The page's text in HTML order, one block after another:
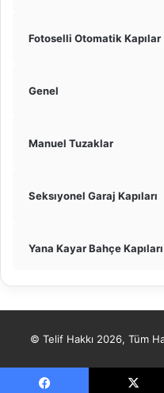
Fotoselli Otomatik Kapılar
Genel
Manuel Tuzaklar
Seksıyonel Garaj Kapıları
Yana Kayar Bahçe Kapıları
© Telif Hakkı 2026, Tüm